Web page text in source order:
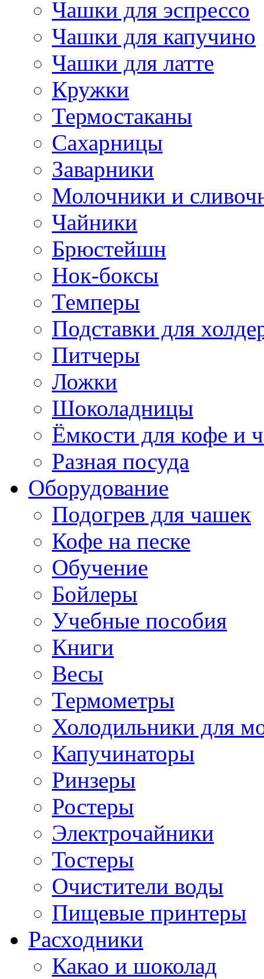
Чашки для эспрессо
Чашки для капучино
Чашки для латте
Кружки
Термостаканы
Сахарницы
Заварники
Молочники и
Чайники
Брюстейшн
Нок-боксы
Темперы
Подставки для
Питчеры
Ложки
Шоколадницы
Ёмкости для кофе и
Разная посуда
Оборудование
Подогрев для чашек
Кофе на песке
Обучение
Бойлеры
Учебные пособия
Книги
Весы
Термометры
Холодильники для
Капучинаторы
Ринзеры
Ростеры
Электрочайники
Тостеры
Очистители воды
Пищевые принтеры
Расходники
Какао и шоколад